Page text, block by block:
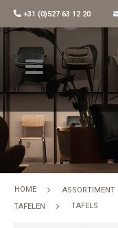
+31 (0)527 63 12 20
Tafels
HOME ASSORTIMENT
TAFELEN
TAFELS